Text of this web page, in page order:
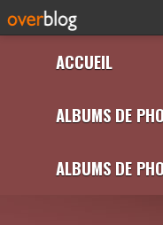
ACCUEIL
ALBUMS DE
ALBUMS DE